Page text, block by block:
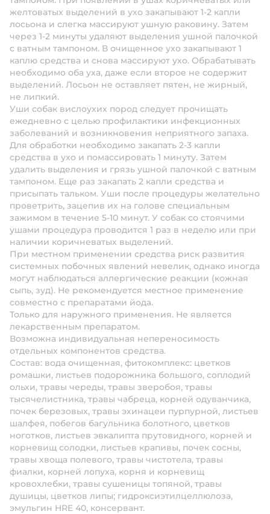
желтоватых выделений в ухо закапывают 1-2 капли
лосьона и слегка массируют ушную раковину. Затем
через 1-2 минуты удаляют выделения ушной палочкой
с ватным тампоном. В очищенное ухо закапывают 1
каплю средства и снова массируют ухо. Обрабатывать
необходимо оба уха, даже если второе не содержит
выделений. Лосьон не оставляет пятен, не жирный,
не липкий.
Уши собак вислоухих пород следует прочищать
ежедневно с целью профилактики инфекционных
заболеваний и возникновения неприятного запаха.
Для обработки необходимо закапать 2-3 капли
средства в ухо и помассировать 1 минуту. Затем
удалить выделения и грязь ушной палочкой с ватным
тампоном. Еще раз закапать 2 капли средства и
присыпать тальком. Уши после процедуры желательно
проветрить, зацепив их на голове специальным
зажимом в течение 5-10 минут. У собак со стоячими
ушами процедура проводится 1 раз в неделю или при
наличии коричневатых выделений.
При местном применении средства риск развития
системных побочных явлений невелик, однако иногда
могут наблюдаться аллергические реакции (кожная
сыпь, зуд). Не рекомендуется местное применение
совместно с препаратами йода.
Только для наружного применения. Не является
лекарственным препаратом.
Возможна индивидуальная непереносимость
отдельных компонентов средства.
Состав: вода очищенная, фитокомплекс: цветков
ромашки, листьев подорожника большого, соплодий
ольхи, травы череды, травы зверобоя, травы
тысячелистника, травы чабреца, корней одуванчика,
почек березовых, травы эхинацеи пурпурной, листьев
шалфея, побегов багульника болотного, цветков
ноготков, листьев эвкалипта прутовидного, корней и
корневищ солодки, листьев крапивы, почек сосны,
травы хвоща полевого, травы чистотела, травы
фиалки, корней лопуха, корня и корневищ
кровохлебки, травы сушеницы топяной, травы
душицы, цветков липы; гидроксиэтилцеллюлоза,
эмульгин HRE 40, консервант.